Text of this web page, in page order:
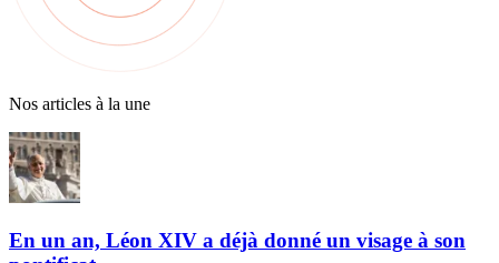
Nos articles à la une
En un an, Léon XIV a déjà donné un visage à son